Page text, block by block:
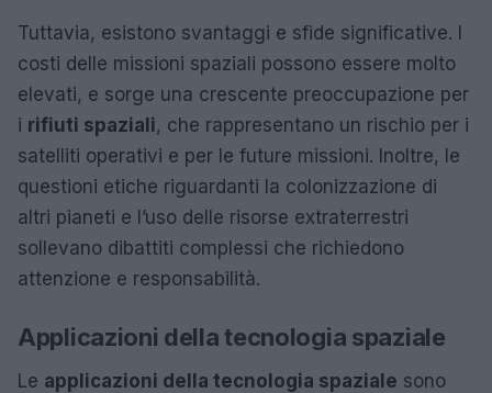
Tuttavia, esistono svantaggi e sfide significative. I
costi delle missioni spaziali possono essere molto
elevati, e sorge una crescente preoccupazione per
i rifiuti spaziali, che rappresentano un rischio per i
satelliti operativi e per le future missioni. Inoltre, le
questioni etiche riguardanti la colonizzazione di
altri pianeti e l’uso delle risorse extraterrestri
sollevano dibattiti complessi che richiedono
attenzione e responsabilità.
Applicazioni della tecnologia spaziale
Le applicazioni della tecnologia spaziale sono